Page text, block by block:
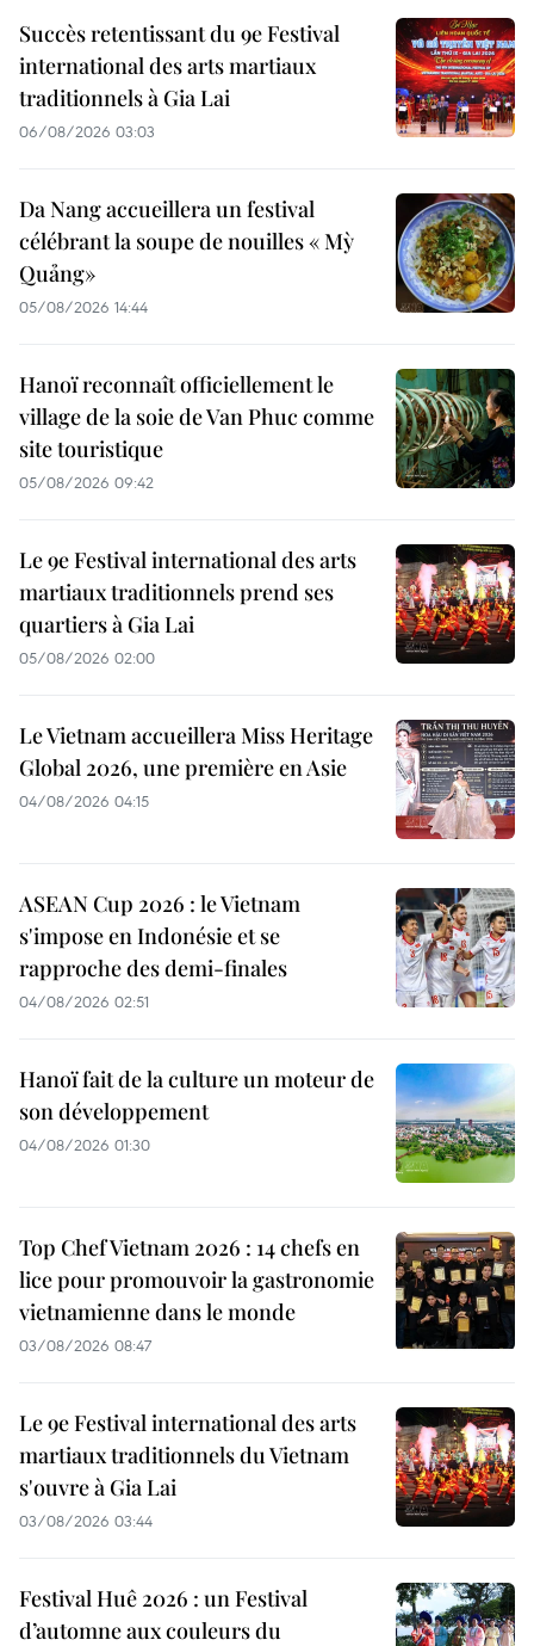
Succès retentissant du 9e Festival
international des arts martiaux
traditionnels à Gia Lai
06/08/2026 03:03
Da Nang accueillera un festival
célébrant la soupe de nouilles « Mỳ
Quảng»
05/08/2026 14:44
Hanoï reconnaît officiellement le
village de la soie de Van Phuc comme
site touristique
05/08/2026 09:42
Le 9e Festival international des arts
martiaux traditionnels prend ses
quartiers à Gia Lai
05/08/2026 02:00
Le Vietnam accueillera Miss Heritage
Global 2026, une première en Asie
04/08/2026 04:15
ASEAN Cup 2026 : le Vietnam
s'impose en Indonésie et se
rapproche des demi-finales
04/08/2026 02:51
Hanoï fait de la culture un moteur de
son développement
04/08/2026 01:30
Top Chef Vietnam 2026 : 14 chefs en
lice pour promouvoir la gastronomie
vietnamienne dans le monde
03/08/2026 08:47
Le 9e Festival international des arts
martiaux traditionnels du Vietnam
s'ouvre à Gia Lai
03/08/2026 03:44
Festival Huê 2026 : un Festival
d’automne aux couleurs du